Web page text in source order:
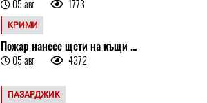
05 авг 1773
КРИМИ
Пожар нанесе щети на къщи ...
05 авг 4372
ПАЗАРДЖИК